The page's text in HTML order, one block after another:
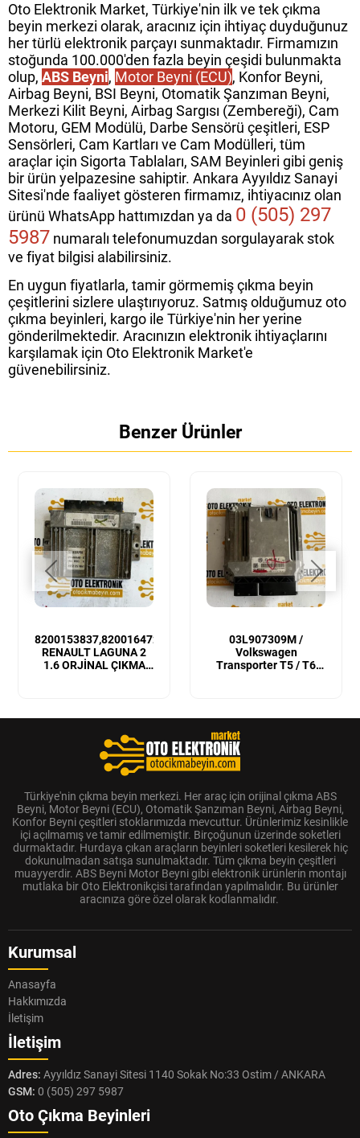
Oto Elektronik Market, Türkiye'nin ilk ve tek çıkma
beyin merkezi olarak, aracınız için ihtiyaç duyduğunuz
her türlü elektronik parçayı sunmaktadır. Firmamızın
stoğunda 100.000'den fazla beyin çeşidi bulunmakta
olup, ABS Beyni, Motor Beyni (ECU), Konfor Beyni,
Airbag Beyni, BSI Beyni, Otomatik Şanzıman Beyni,
Merkezi Kilit Beyni, Airbag Sargısı (Zembereği), Cam
Motoru, GEM Modülü, Darbe Sensörü çeşitleri, ESP
Sensörleri, Cam Kartları ve Cam Modülleri, tüm
araçlar için Sigorta Tablaları, SAM Beyinleri gibi geniş
bir ürün yelpazesine sahiptir. Ankara Ayyıldız Sanayi
Sitesi'nde faaliyet gösteren firmamız, ihtiyacınız olan
ürünü WhatsApp hattımızdan ya da 0 (505) 297
5987 numaralı telefonumuzdan sorgulayarak stok
ve fiyat bilgisi alabilirsiniz.
En uygun fiyatlarla, tamir görmemiş çıkma beyin
çeşitlerini sizlere ulaştırıyoruz. Satmış olduğumuz oto
çıkma beyinleri, kargo ile Türkiye'nin her yerine
gönderilmektedir. Aracınızın elektronik ihtiyaçlarını
karşılamak için Oto Elektronik Market'e
güvenebilirsiniz.
Benzer Ürünler
8200153837,8200164728
RENAULT LAGUNA 2
1.6 ORJİNAL ÇIKMA
03L907309M /
Volkswagen
Transporter T5 / T6
Türkiye'nin çıkma beyin merkezi. Her araç için orijinal çıkma ABS
Beyni, Motor Beyni (ECU), Otomatik Şanzıman Beyni, Airbag Beyni,
Konfor Beyni çeşitleri stoklarımızda mevcuttur. Ürünlerimiz kesinlikle
içi açılmamış ve tamir edilmemiştir. Birçoğunun üzerinde soketleri
durmaktadır. Hurdaya çıkan araçların beyinleri soketleri kesilerek hiç
dokunulmadan satışa sunulmaktadır. Tüm çıkma beyin çeşitleri
muayyerdir. ABS Beyni Motor Beyni gibi elektronik ürünlerin montajı
mutlaka bir Oto Elektronikçisi tarafından yapılmalıdır. Bu ürünler
aracınıza göre özel olarak kodlanmalıdır.
Kurumsal
Anasayfa
Hakkımızda
İletişim
İletişim
Adres: Ayyıldız Sanayi Sitesi 1140 Sokak No:33 Ostim / ANKARA
GSM: 0 (505) 297 5987
Oto Çıkma Beyinleri